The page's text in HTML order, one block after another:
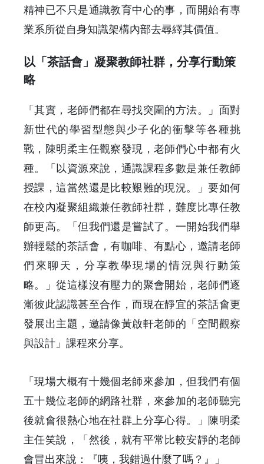
精神已不只是通識教育中心的事，而開始有專
業系所從自身知識架構內部去尋繹其價值。
以「茶話會」凝聚教師社群，分享行動策
略
「其實，老師們都在尋找突圍的方法。」面對
新世代的學習型態與少子化的衝擊等各種挑
戰，陳明柔主任觀察發現，老師們心中都有火
種。「以資源來說，通識課程多數是兼任教師
授課，這當然還是比較艱難的現況。」要如何
在校內凝聚組織兼任教師社群，難度比專任教
師更高。「但我們還是嘗試了。一開始我們舉
辦輕鬆的茶話會，有咖啡、有點心，邀請老師
們來聊天，分享教學現場的情況與行動策
略。」從這樣沒有壓力的聚會開始，老師們逐
漸彼此認識甚至合作，而現在靜宜的茶話會更
發展出主題，邀請像黃啟軒老師的「空間觀察
與設計」課程來分享。
「現場大概有十幾個老師來參加，但我們有個
五十幾位老師的網路社群，來參加的老師聽完
後就會很熱心地在社群上分享心得。」陳明柔
主任笑說，「然後，就有平常比較安靜的老師
會冒出來說：『咦，我錯過什麼了嗎？』」